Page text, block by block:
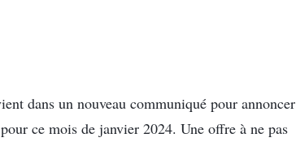
dans un nouveau communiqué pour annoncer
ce mois de janvier 2024. Une offre à ne pas